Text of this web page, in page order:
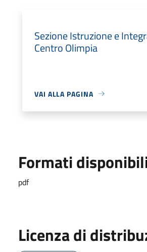
Sezione Istruzione e
Centro Olimpia
VAI ALLA PAGINA
Formati
pdf
Licenza di